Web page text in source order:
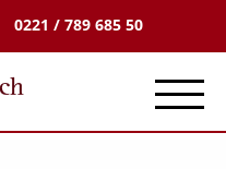
0221 / 789 685 50